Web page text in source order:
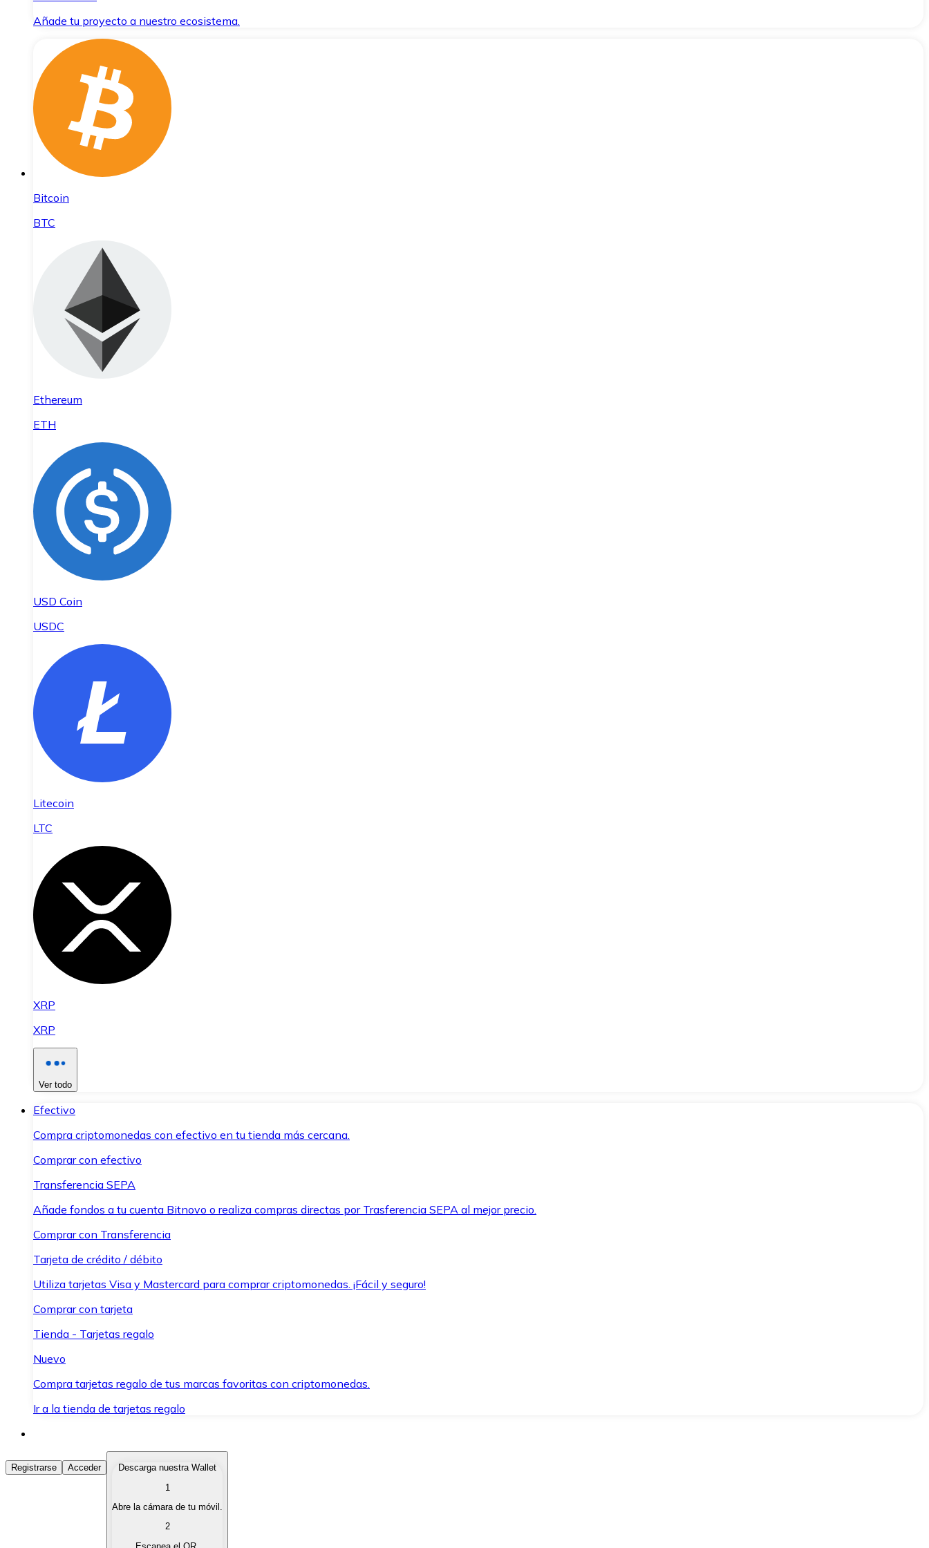
Añade tu proyecto a nuestro ecosistema.
Bitcoin
BTC
Ethereum
ETH
USD Coin
USDC
Litecoin
LTC
XRP
XRP
Ver todo
Efectivo
Compra criptomonedas con efectivo en tu tienda más cercana.
Comprar con efectivo
Transferencia SEPA
Añade fondos a tu cuenta Bitnovo o realiza compras directas por Trasferencia SEPA al mejor precio.
Comprar con Transferencia
Tarjeta de crédito / débito
Utiliza tarjetas Visa y Mastercard para comprar criptomonedas. ¡Fácil y seguro!
Comprar con tarjeta
Tienda - Tarjetas regalo
Nuevo
Compra tarjetas regalo de tus marcas favoritas con criptomonedas.
Ir a la tienda de tarjetas regalo
Comprar Criptomonedas
Compra criptomonedas con diferentes métodos de pago.
Vende tus criptomonedas de forma rápida y segura.
Registrarse Acceder
Descarga nuestra Wallet
1
Abre la cámara de tu móvil.
2